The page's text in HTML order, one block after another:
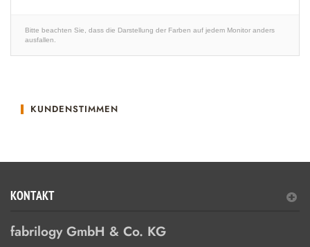
Bitte beachten Sie, dass die Darstellung der Farben auf jedem Monitor anders
ausfallen.
KUNDENSTIMMEN
KONTAKT
fabrilogy GmbH & Co. KG